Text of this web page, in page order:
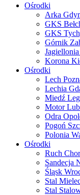
Ośrodki
Arka
GKS
GKS
Górnik
Korona
Ośrodki
Lech
Lechia
Miedź
Motor
Odra
Pogoń
Polonia
Ośrodki
Ruch
Sandecja
Śląsk
Stal
Stal